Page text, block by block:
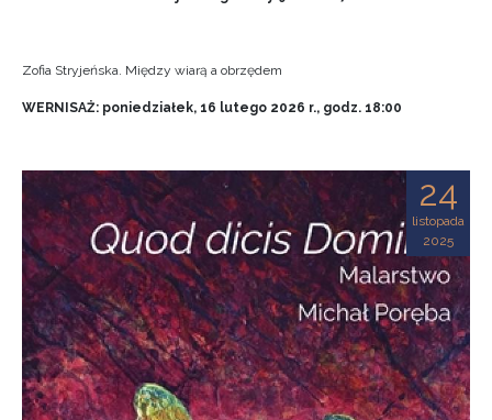
Zofia Stryjeńska. Między wiarą a obrzędem
WERNISAŻ: poniedziałek, 16 lutego 2026 r., godz. 18:00
24
listopada
2025